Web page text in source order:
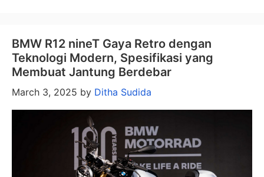
BMW R12 nineT Gaya Retro dengan
Teknologi Modern, Spesifikasi yang
Membuat Jantung Berdebar
March 3, 2025 by Ditha Sudida